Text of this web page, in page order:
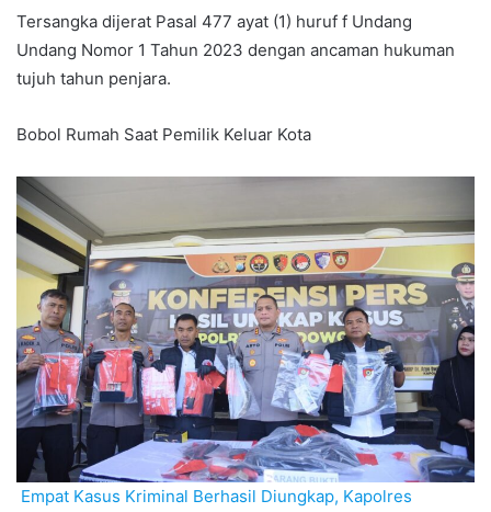
Tersangka dijerat Pasal 477 ayat (1) huruf f Undang
Undang Nomor 1 Tahun 2023 dengan ancaman hukuman
tujuh tahun penjara.
Bobol Rumah Saat Pemilik Keluar Kota
Empat Kasus Kriminal Berhasil Diungkap, Kapolres